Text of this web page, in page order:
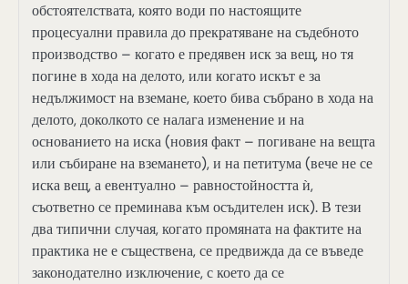
обстоятелствата, която води по настоящите
процесуални правила до прекратяване на съдебното
производство – когато е предявен иск за вещ, но тя
погине в хода на делото, или когато искът е за
недължимост на вземане, което бива събрано в хода на
делото, доколкото се налага изменение и на
основанието на иска (новия факт – погиване на вещта
или събиране на вземането), и на петитума (вече не се
иска вещ, а евентуално – равностойността ѝ,
съответно се преминава към осъдителен иск). В тези
два типични случая, когато промяната на фактите на
практика не е съществена, се предвижда да се въведе
законодателно изключение, с което да се